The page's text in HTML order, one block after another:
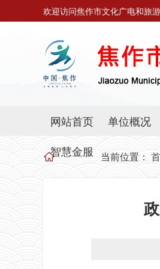
欢迎访问焦作市文化广电和旅
网站首页 单位概况
智慧金服
当前位置：